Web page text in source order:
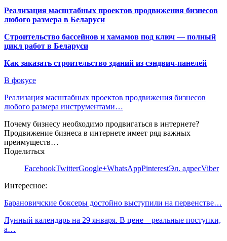
Реализация масштабных проектов продвижения бизнесов
любого размера в Беларуси
Строительство бассейнов и хамамов под ключ — полный
цикл работ в Беларуси
Как заказать строительство зданий из сэндвич-панелей
В фокусе
Реализация масштабных проектов продвижения бизнесов
любого размера инструментами…
Почему бизнесу необходимо продвигаться в интернете?
Продвижение бизнеса в интернете имеет ряд важных
преимуществ…
Поделиться
FacebookTwitterGoogle+WhatsAppPinterestЭл. адресViber
Интересное:
Барановичские боксеры достойно выступили на первенстве…
Лунный календарь на 29 января. В цене – реальные поступки,
а…